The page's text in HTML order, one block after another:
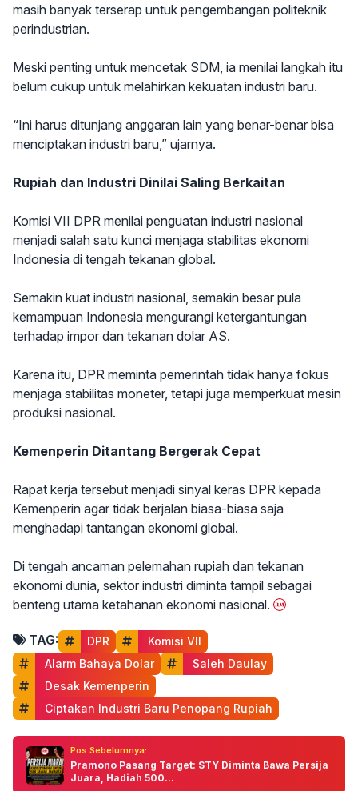
masih banyak terserap untuk pengembangan politeknik
perindustrian.
Meski penting untuk mencetak SDM, ia menilai langkah itu
belum cukup untuk melahirkan kekuatan industri baru.
“Ini harus ditunjang anggaran lain yang benar-benar bisa
menciptakan industri baru,” ujarnya.
Rupiah dan Industri Dinilai Saling Berkaitan
Komisi VII DPR menilai penguatan industri nasional
menjadi salah satu kunci menjaga stabilitas ekonomi
Indonesia di tengah tekanan global.
Semakin kuat industri nasional, semakin besar pula
kemampuan Indonesia mengurangi ketergantungan
terhadap impor dan tekanan dolar AS.
Karena itu, DPR meminta pemerintah tidak hanya fokus
menjaga stabilitas moneter, tetapi juga memperkuat mesin
produksi nasional.
Kemenperin Ditantang Bergerak Cepat
Rapat kerja tersebut menjadi sinyal keras DPR kepada
Kemenperin agar tidak berjalan biasa-biasa saja
menghadapi tantangan ekonomi global.
Di tengah ancaman pelemahan rupiah dan tekanan
ekonomi dunia, sektor industri diminta tampil sebagai
benteng utama ketahanan ekonomi nasional.
TAG: DPR
Komisi VII
Alarm Bahaya Dolar
Saleh Daulay
Desak Kemenperin
Ciptakan Industri Baru Penopang Rupiah
Pos Sebelumnya:
Pramono Pasang Target: STY Diminta Bawa Persija
Juara, Hadiah 500...